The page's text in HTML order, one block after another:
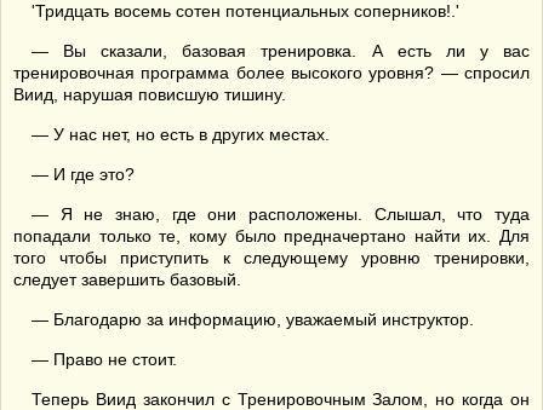
'Тридцать восемь сотен потенциальных соперников!.'
— Вы сказали, базовая тренировка. А есть ли у вас
тренировочная программа более высокого уровня? — спросил
Виид, нарушая повисшую тишину.
— У нас нет, но есть в других местах.
— И где это?
— Я не знаю, где они расположены. Слышал, что туда
попадали только те, кому было предначертано найти их. Для
того чтобы приступить к следующему уровню тренировки,
следует завершить базовый.
— Благодарю за информацию, уважаемый инструктор.
— Право не стоит.
Теперь Виид закончил с Тренировочным Залом, но когда он